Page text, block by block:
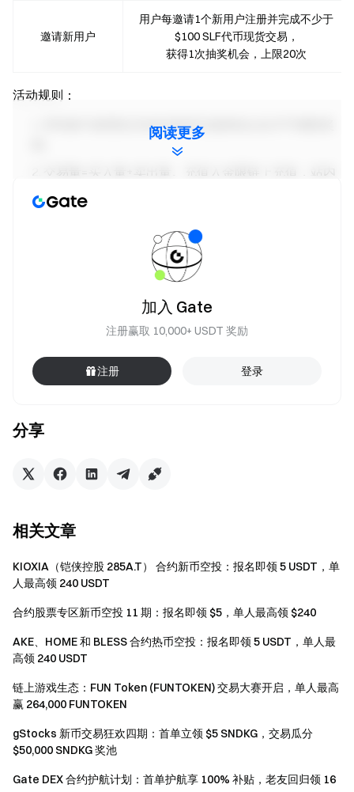
邀请新用户
用户每邀请1个新用户注册并完成不少于
$100 SLF代币现货交易，
获得1次抽奖机会，上限20次
活动规则：
所有参与者需在活动结束前完成身份认证才可领取奖
转账和站内充值不计入在内。
户，将根据获得福袋的数量瓜分$200等值SLF。奖励将
于活动结束后14个工作日内发放。奖励分发公告可在
频道查看。
严禁批量注册小号，恶意刷量、自买自卖、相互对敲
等作弊行为，同一认证用户的多个账号将视为同一账
做市商、企业、机构、代理商账户及合伙人账户不可
若用户同时参加Gate其他活动，仅获得一项活动的奖
励。
如翻译版本与英文版本有任何差异，以英文版本为
本活动与Apple Inc.无关。
英国以及其他受限地区的使用者无法使用全部或部分
服务(包括参与本活动、游戏或竞赛), 有关受限地区的详
细资讯请阅读User Agreement。请注意我们无意向此
Gate团队 2025年4月28日 **加密货币之门** 安全、快捷、
轻松交易超过 4,900 种加密货币 **立即行动**注册账户 ，最
高可领 $10,000 迎新奖励
X (Twitter)，获取最新福利加入Telegram社群 ，讨论热点
话题进入全球社区，获取最新资讯 **透明度保障**
100% 储备金证明
阅读更多
分享
加入 Gate
注册赢取 10,000+ USDT 奖励
注册 登录
相关文章
KIOXIA（铠侠控股 285A.T） 合约新币空投：报名即领 5 USDT，单
人最高领 240 USDT
合约股票专区新币空投 11 期：报名即领 $5，单人最高领 $240
AKE、HOME 和 BLESS 合约热币空投：报名即领 5 USDT，单人最
高领 240 USDT
链上游戏生态：FUN Token (FUNTOKEN) 交易大赛开启，单人最高
赢 264,000 FUNTOKEN
gStocks 新币交易狂欢四期：首单立领 $5 SNDKG，交易瓜分
$50,000 SNDKG 奖池
Gate DEX 合约护航计划：首单护航享 100% 补贴，老友回归领 16